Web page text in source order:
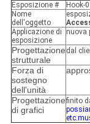
Esposizione #
Hook-
Nome
dell'oggetto
Applicazione di
esposizione
nuova
Progettazione
strutturale
dal
Forza di
sostegno
dell'unità
Progettazione
di grafici
finito